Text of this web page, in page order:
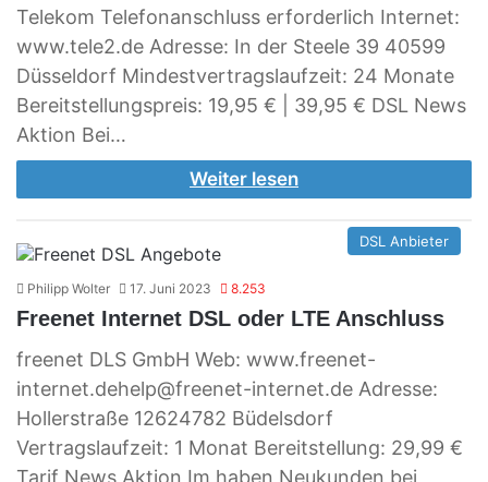
Telekom Telefonanschluss erforderlich Internet:
www.tele2.de Adresse: In der Steele 39 40599
Düsseldorf Mindestvertragslaufzeit: 24 Monate
Bereitstellungspreis: 19,95 € | 39,95 € DSL News
Aktion Bei…
Weiter lesen
DSL Anbieter
Philipp Wolter 17. Juni 2023 8.253
Freenet Internet DSL oder LTE Anschluss
freenet DLS GmbH Web: www.freenet-
internet.dehelp@freenet-internet.de Adresse:
Hollerstraße 12624782 Büdelsdorf
Vertragslaufzeit: 1 Monat Bereitstellung: 29,99 €
Tarif News Aktion Im haben Neukunden bei